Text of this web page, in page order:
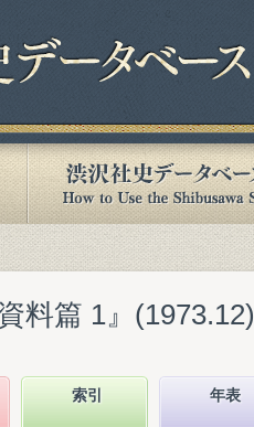
料篇 1』(1973.12)
索引 年表